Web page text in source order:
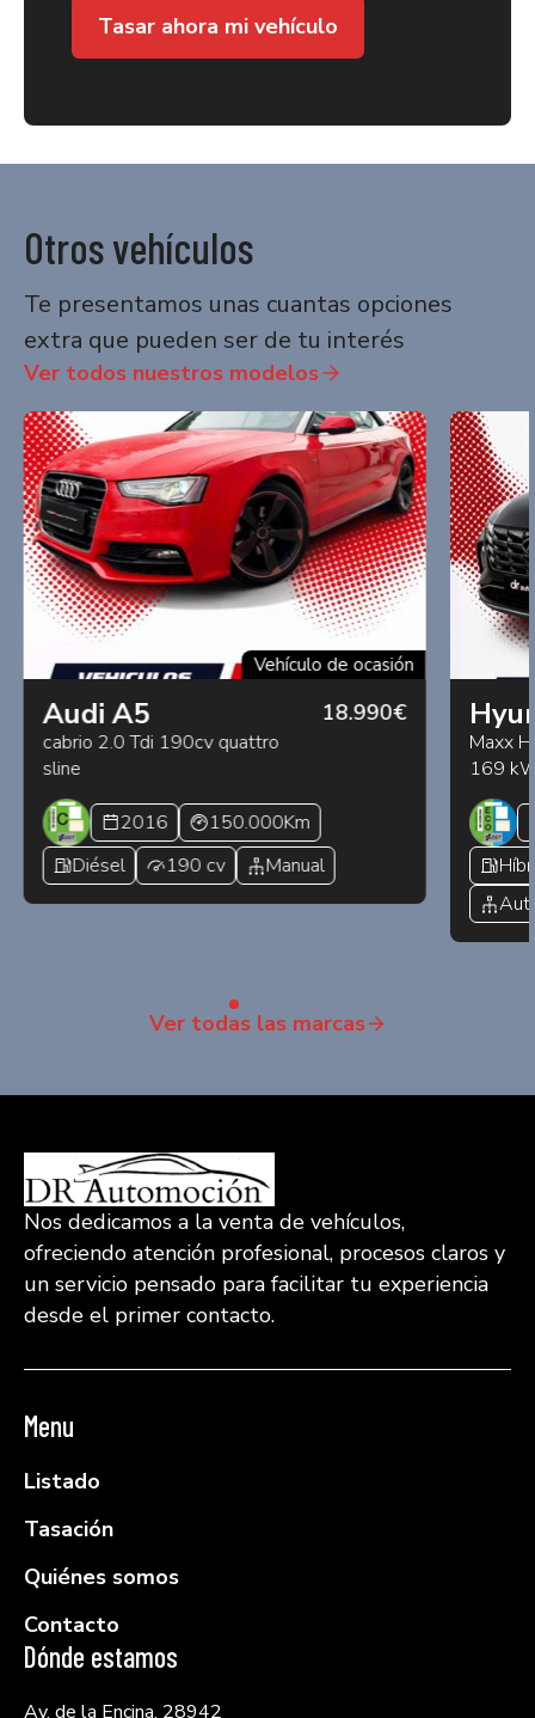
Tasar ahora mi vehículo
Otros vehículos
Te presentamos unas cuantas opciones
extra que pueden ser de tu interés
Ver todos nuestros modelos
Vehículo de ocasión
Audi A5
cabrio 2.0 Tdi 190cv quattro
sline
18.990€
2016
150.000Km
Diésel
190 cv Manual
Maxx
169
Ver todas las marcas
Nos dedicamos a la venta de vehículos,
ofreciendo atención profesional, procesos claros y
un servicio pensado para facilitar tu experiencia
desde el primer contacto.
Menu
Listado
Tasación
Quiénes somos
Contacto
Dónde estamos
Av. de la Encina, 28942